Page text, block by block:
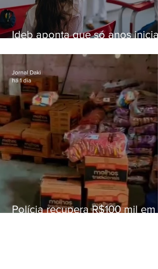
Ideb aponta que só anos
educação
Polícia recupera R$100 mil em
Jornal Daki
há 1 dia